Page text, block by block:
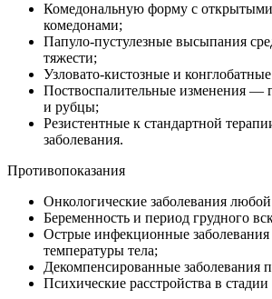
Комедональную форму с
комедонами;
Папуло-пустулезные высыпания
тяжести;
Узловато-кистозные и
Поствоспалительные изменения —
и рубцы;
Резистентные к стандартной
заболевания.
Противопоказания
Онкологические заболевания
Беременность и период грудного
Острые инфекционные
температуры тела;
Декомпенсированные заболевания
Психические расстройства в стадии